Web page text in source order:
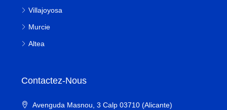
Villajoyosa
Murcie
Altea
Contactez-Nous
Avenguda Masnou, 3 Calp 03710 (Alicante)